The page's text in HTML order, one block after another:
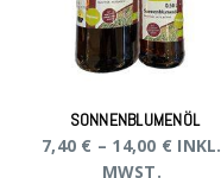
SONNENBLUMENÖL
7,40 € – 14,00 € INKL.
MWST.